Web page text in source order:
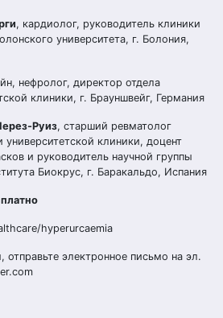
, кардиолог, руководитель клиники
университета, г. Болония,
нефролог, директор отдела
клиники, г. Брауншвейг, Германия
Руиз, старший ревматолог
университетской клиники, доцент
и руководитель научной группы
Биокрус, г. Баракальдо, Испания
hyperurcaemia
отправьте электронное письмо на эл.